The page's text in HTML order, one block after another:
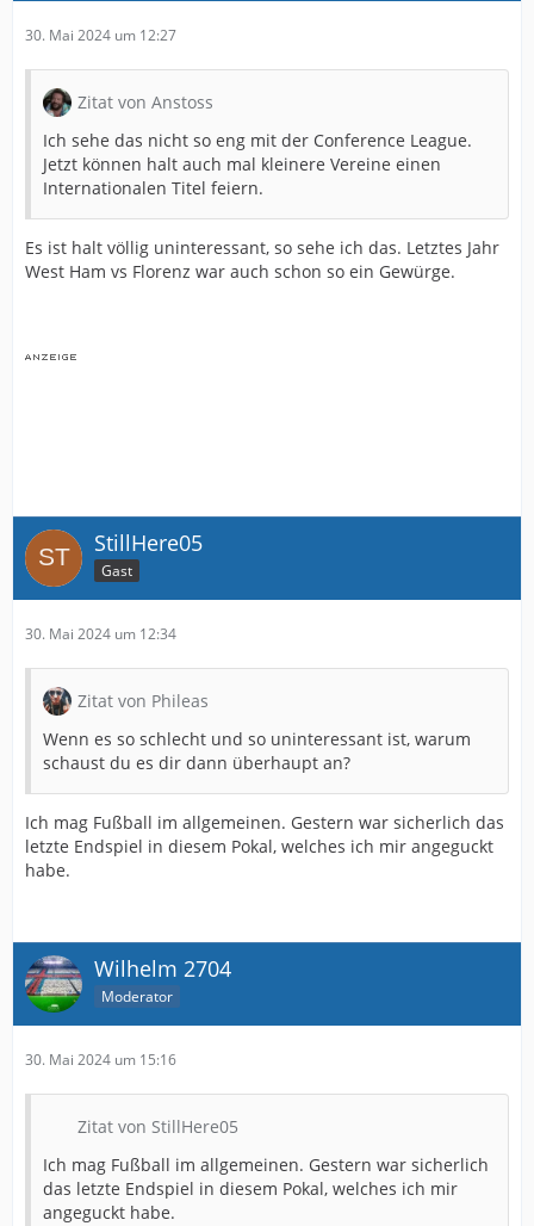
30. Mai 2024 um 12:27
Zitat von Anstoss
Ich sehe das nicht so eng mit der Conference League.
Jetzt können halt auch mal kleinere Vereine einen
Internationalen Titel feiern.
Es ist halt völlig uninteressant, so sehe ich das. Letztes Jahr
West Ham vs Florenz war auch schon so ein Gewürge.
StillHere05
Gast
30. Mai 2024 um 12:34
Zitat von Phileas
Wenn es so schlecht und so uninteressant ist, warum
schaust du es dir dann überhaupt an?
Ich mag Fußball im allgemeinen. Gestern war sicherlich das
letzte Endspiel in diesem Pokal, welches ich mir angeguckt
habe.
Wilhelm 2704
Moderator
30. Mai 2024 um 15:16
Zitat von StillHere05
Ich mag Fußball im allgemeinen. Gestern war sicherlich
das letzte Endspiel in diesem Pokal, welches ich mir
angeguckt habe.